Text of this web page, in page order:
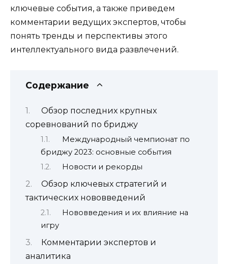
ключевые события, а также приведем
комментарии ведущих экспертов, чтобы
понять тренды и перспективы этого
интеллектуального вида развлечений.
Содержание
Обзор последних крупных
соревнований по бриджу
Международный чемпионат по
бриджу 2023: основные события
Новости и рекорды
Обзор ключевых стратегий и
тактических нововведений
Нововведения и их влияние на
игру
Комментарии экспертов и
аналитика